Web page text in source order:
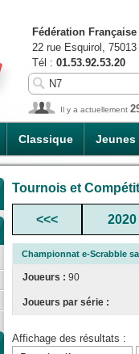
Classique Jeunes
Fédération
22 rue Esquirol,
Tél : 01.53.92.53.20
Il y a actuellement
Tournois et
<<< 2020
Championnat e-Scrabble
Joueurs : 90
Joueurs par série :
Affichage des résultats :